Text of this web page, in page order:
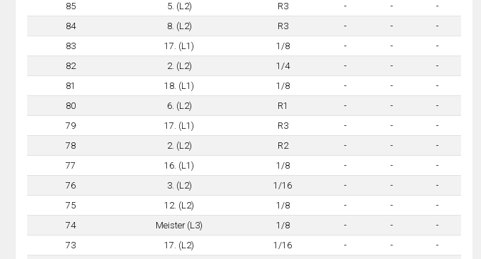
85
5. (L2) R3 - -
-
84
8. (L2) R3 - -
-
83
17. (L1) 1/8 - -
-
82
2. (L2) 1/4 - -
-
81
18. (L1) 1/8 - -
-
80
6. (L2) R1 - -
-
79
17. (L1) R3 - -
-
78
2. (L2) R2 - -
-
77
16. (L1) 1/8 - -
-
76
3. (L2) 1/16 - -
-
75
12. (L2) 1/8 - -
-
74
Meister (L3) 1/8 - -
-
73
17. (L2) 1/16 - -
-